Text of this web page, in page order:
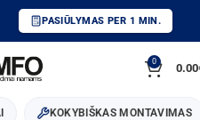
PASIŪLYMAS PER 1 MIN.
0 0.00
KOKYBIŠKAS MONTAVIMAS